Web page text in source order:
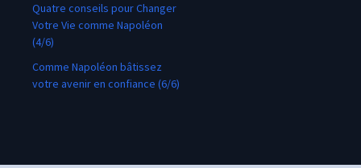
Quatre conseils pour Changer
Votre Vie comme Napoléon
(4/6)
Comme Napoléon bâtissez
votre avenir en confiance (6/6)